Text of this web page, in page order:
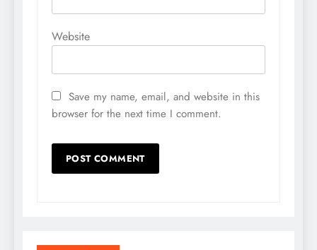
Website
Save my name, email, and website in this
browser for the next time I comment.